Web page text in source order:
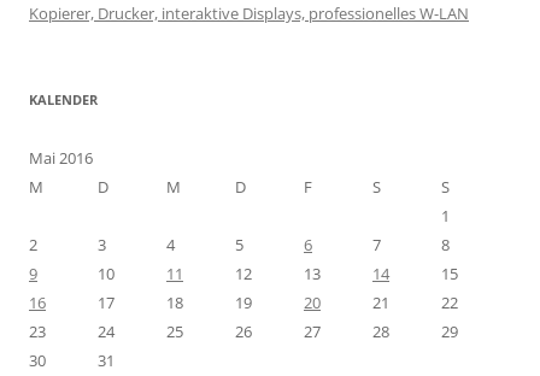
Kopierer, Drucker, interaktive Displays, professionelles W-LAN
KALENDER
Mai 2016
M
D M D F S
S
1
2
3 4 5 6 7
8
9
10 11 12 13 14
15
16
17 18 19 20 21
22
23
24 25 26 27 28
29
30
31